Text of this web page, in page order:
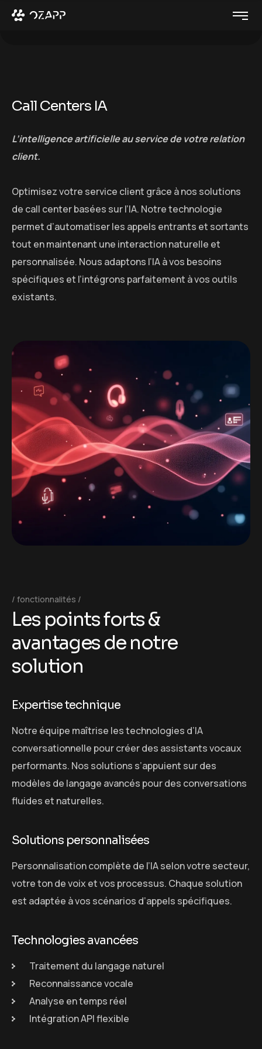
Call Centers IA
L’intelligence artificielle au service de votre relation
client.
Optimisez votre service client grâce à nos solutions
de call center basées sur l’IA. Notre technologie
permet d’automatiser les appels entrants et sortants
tout en maintenant une interaction naturelle et
personnalisée. Nous adaptons l’IA à vos besoins
spécifiques et l’intégrons parfaitement à vos outils
existants.
fonctionnalités
Les pointsforts&
avantages de notre
solution
Expertise technique
Notre équipe maîtrise les technologies d’IA
conversationnelle pour créer des assistants vocaux
performants. Nos solutions s’appuient sur des
modèles de langage avancés pour des conversations
fluides et naturelles.
Solutions personnalisées
Personnalisation complète de l’IA selon votre secteur,
votre ton de voix et vos processus. Chaque solution
est adaptée à vos scénarios d’appels spécifiques.
Technologies avancées
Traitement du langage naturel
Reconnaissance vocale
Analyse en temps réel
Intégration API flexible